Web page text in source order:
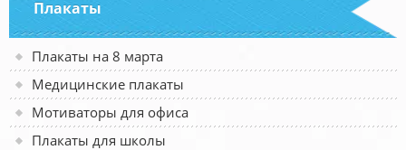
Плакаты
Плакаты на 8 марта
Медицинские плакаты
Мотиваторы для офиса
Плакаты для школы